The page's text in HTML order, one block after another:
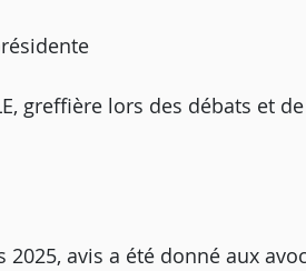
greffière lors des débats et
2025, avis a été donné aux